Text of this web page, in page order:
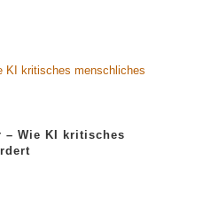
– Wie KI kritisches